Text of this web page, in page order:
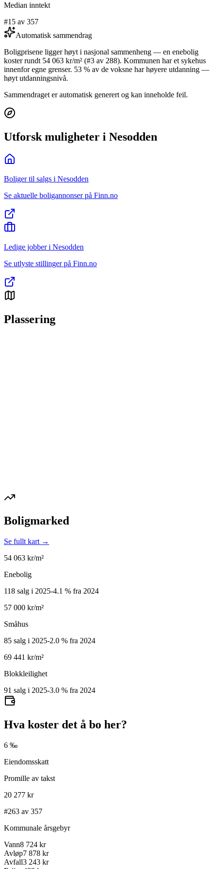
Median inntekt
#15 av 357
Automatisk sammendrag
Boligprisene ligger høyt i nasjonal sammenheng — en enebolig
koster rundt 54 063 kr/m² (#3 av 288). Kommunen har et sykehus
innenfor egne grenser. 53 % av de voksne har høyere utdanning —
høyt utdanningsnivå.
Sammendraget er automatisk generert og kan inneholde feil.
Utforsk muligheter i Nesodden
Boliger til salgs i Nesodden
Se aktuelle boligannonser på Finn.no
Ledige jobber i Nesodden
Se utlyste stillinger på Finn.no
Plassering
Boligmarked
Se fullt kart →
54 063 kr/m²
Enebolig
118 salg i 2025-4.1 % fra 2024
57 000 kr/m²
Småhus
85 salg i 2025-2.0 % fra 2024
69 441 kr/m²
Blokkleilighet
91 salg i 2025-3.0 % fra 2024
Hva koster det å bo her?
6 ‰
Eiendomsskatt
Promille av takst
20 277 kr
#263 av 357
Kommunale årsgebyr
Vann8 724 kr
Avløp7 878 kr
Avfall3 243 kr